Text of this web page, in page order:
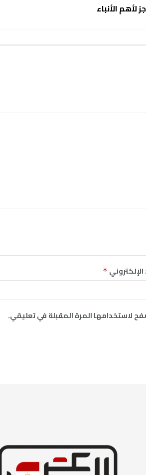
لأهم الأنباء
الإلكتروني *
لاستخدامها المرة المقبلة في تعليقي.